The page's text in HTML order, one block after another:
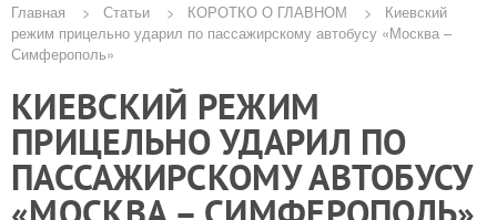
Строка
навигации
Главная Статьи КОРОТКО О ГЛАВНОМ
Киевский
режим прицельно ударил по пассажирскому автобусу «Москва –
Симферополь»
КИЕВСКИЙ РЕЖИМ
ПРИЦЕЛЬНО УДАРИЛ ПО
ПАССАЖИРСКОМУ АВТОБУСУ